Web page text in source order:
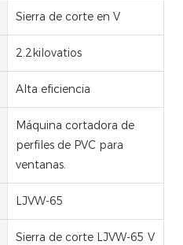
Sierra de corte en V
2.2kilovatios
Alta eficiencia
Máquina cortadora de
perfiles de PVC para
ventanas.
LJVW-65
Sierra de corte LJVW-65 V